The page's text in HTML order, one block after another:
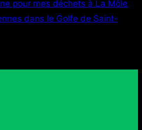
pour mes déchets à La Môle
dans le Golfe de Saint-